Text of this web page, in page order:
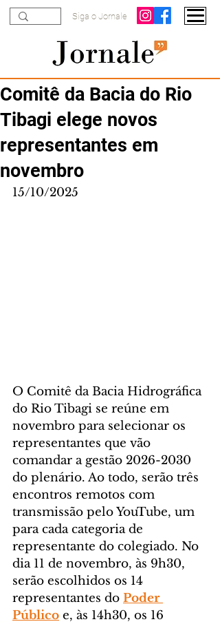
Siga o Jornale
Comitê da Bacia do Rio
Tibagi elege novos
representantes em
novembro
15/10/2025
O Comitê da Bacia Hidrográfica
do Rio Tibagi se reúne em
novembro para selecionar os
representantes que vão
comandar a gestão 2026-2030
do plenário. Ao todo, serão três
encontros remotos com
transmissão pelo YouTube, um
para cada categoria de
representante do colegiado. No
dia 11 de novembro, às 9h30,
serão escolhidos os 14
representantes do Poder
Público e, às 14h30, os 16